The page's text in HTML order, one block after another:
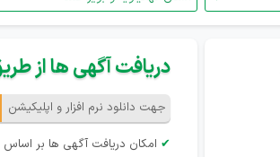
دریافت آگهی ها از
جهت دانلود نرم افزار و اپلیکیشن
✔ امکان دریافت آگهی ها بر